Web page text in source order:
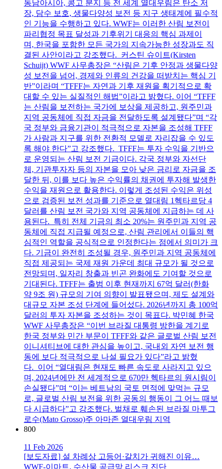
동남아시아, 콩고 분지 등 전 세계 열대우림은 탄소 저
장, 담수 보호, 생물다양성 보전 등 지구 생태계에 필수적
인 기능을 수행하고 있다. WWF는 이러한 산림 보전이
파리협정 목표 달성과 기후위기 대응의 핵심 과제이
며, 한국을 포함한 모든 국가의 지속가능한 성장과도 직
결된 사안이라고 강조했다. 커스틴 슈이트(Kirsten
Schuijt) WWF 사무총장은 “산림은 기후 안정과 생물다양
성 보전을 넘어, 경제와 인류의 건강을 떠받치는 핵심 기
반”이라며 “TFFF는 자연과 기후 재원을 획기적으로 확
대할 수 있는 실질적인 해법”이라고 밝혔다. 이어 “TFFF
는 산림을 보전하는 국가에 보상을 제공하고, 원주민과
지역 공동체에 직접 자금을 전달하도록 설계됐다”며 “각
국 정부와 금융기관이 적극적으로 자본을 조성해 TFFF
가 사람과 지구를 위한 전환적 모델로 자리잡을 수 있도
록 해야 한다”고 강조했다. TFFF는 투자 수익을 기반으
로 운영되는 산림 보전 기금이다. 각국 정부와 자선단
체, 기관투자자 등의 자본을 모아 낮은 금리로 자금을 조
달한 뒤, 이를 보다 높은 수익률의 채권에 투자해 발생한
수익을 재원으로 활용한다. 이렇게 조성된 수익은 위성
으로 검증된 보전 성과를 기준으로 열대림 1헥타르당 4
달러를 산림 보전 국가와 지역 공동체에 지급하는 데 사
용된다. 특히 전체 기금의 최소 20%는 원주민과 지역 공
동체에 직접 지급될 예정으로, 산림 관리에서 이들의 핵
심적인 역할을 공식적으로 인정한다는 점에서 의미가 크
다. 기금이 완전히 조성될 경우, 원주민과 지역 공동체에
직접 제공되는 국제 재원 가운데 최대 규모가 될 것으로
전망되며, 일자리 창출과 빈곤 완화에도 기여할 것으로
기대된다. TFFF는 출범 이후 현재까지 67억 달러(한화
약 9조 원) 규모의 기여 의향이 발표됐으며, 제도 설계와
대규모 자본 조성 단계에 들어섰다. 2026년까지 총 100억
달러의 투자 자본을 조성하는 것이 목표다. 박민혜 한국
WWF 사무총장은 “이번 브라질 대통령 방한을 계기로
한국 정부와 민간 부문이 TFFF와 같은 글로벌 산림 보전
이니셔티브에 대한 관심을 높이고, 국내외 자연 보전 행
동에 보다 적극적으로 나설 필요가 있다”라고 밝혔
다. 이어 “열대림은 현재도 빠른 속도로 사라지고 있으
며, 2024년에만 전 세계적으로 670만 헥타르의 원시림이
손실됐다”며 “이는 베트남의 국토 면적에 맞먹는 규모
로, 글로벌 산림 보전을 위한 공동의 행동이 그 어느 때보
다 시급하다”고 강조했다. 벌채로 훼손된 브라질 마투그
로수(Mato Grosso)주 아마존 열대우림 지역
800
11 Feb 2026
[보도자료] 설 차례상 고등어·갈치가 귀해진 이유…
WWF-이마트, 수산물 공급망 리스크 진단